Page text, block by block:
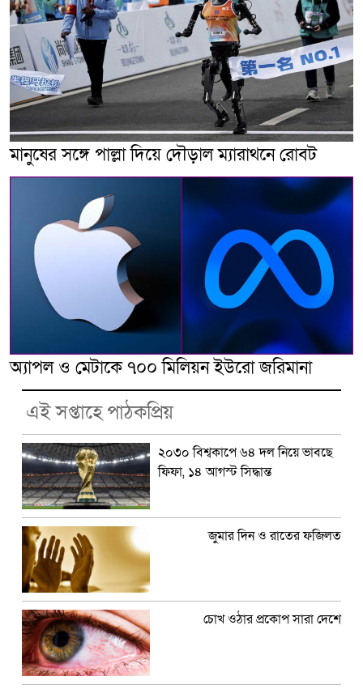
মানুষের সঙ্গে পাল্লা দিয়ে দৌড়াল ম্যারাথনে রোবট
অ্যাপল ও মেটাকে ৭০০ মিলিয়ন ইউরো জরিমানা
এই সপ্তাহে পাঠকপ্রিয়
২০৩০ বিশ্বকাপে ৬৪ দল নিয়ে ভাবছে
ফিফা, ১৪ আগস্ট সিদ্ধান্ত
জুমার দিন ও রাতের ফজিলত
চোখ ওঠার প্রকোপ সারা দেশে